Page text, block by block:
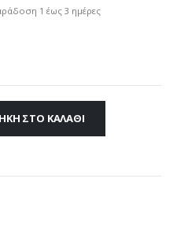
1 έως 3 ημέρες
ΣΤΟ ΚΑΛΆΘΙ